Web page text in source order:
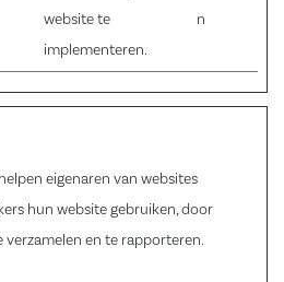
website te
implementeren.
n
eigenaren van websites
hun website gebruiken, door
verzamelen en te rapporteren.